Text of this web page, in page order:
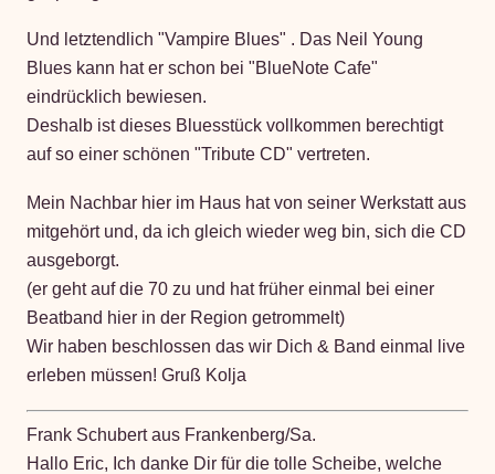
Und letztendlich "Vampire Blues" . Das Neil Young
Blues kann hat er schon bei "BlueNote Cafe"
eindrücklich bewiesen.
Deshalb ist dieses Bluesstück vollkommen berechtigt
auf so einer schönen "Tribute CD" vertreten.
Mein Nachbar hier im Haus hat von seiner Werkstatt aus
mitgehört und, da ich gleich wieder weg bin, sich die CD
ausgeborgt.
(er geht auf die 70 zu und hat früher einmal bei einer
Beatband hier in der Region getrommelt)
Wir haben beschlossen das wir Dich & Band einmal live
erleben müssen! Gruß Kolja
Frank Schubert aus Frankenberg/Sa.
Hallo Eric, Ich danke Dir für die tolle Scheibe, welche